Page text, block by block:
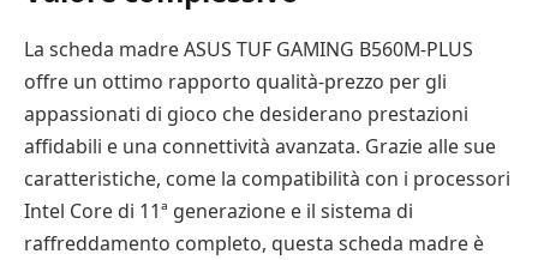
La scheda madre ASUS TUF GAMING B560M-PLUS
offre un ottimo rapporto qualità-prezzo per gli
appassionati di gioco che desiderano prestazioni
affidabili e una connettività avanzata. Grazie alle sue
caratteristiche, come la compatibilità con i processori
Intel Core di 11ª generazione e il sistema di
raffreddamento completo, questa scheda madre è